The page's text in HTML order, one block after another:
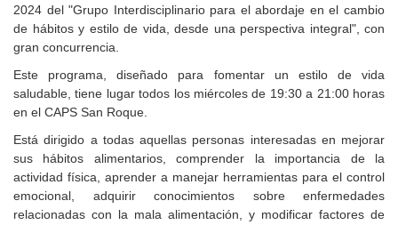
2024 del "Grupo Interdisciplinario para el abordaje en el cambio
de hábitos y estilo de vida, desde una perspectiva integral", con
gran concurrencia.
Este programa, diseñado para fomentar un estilo de vida
saludable, tiene lugar todos los miércoles de 19:30 a 21:00 horas
en el CAPS San Roque.
Está dirigido a todas aquellas personas interesadas en mejorar
sus hábitos alimentarios, comprender la importancia de la
actividad física, aprender a manejar herramientas para el control
emocional, adquirir conocimientos sobre enfermedades
relacionadas con la mala alimentación, y modificar factores de